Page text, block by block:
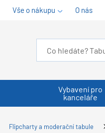
Vše o nákupu O nás
Vybavení pro
kanceláře
Flipcharty a moderační tabule